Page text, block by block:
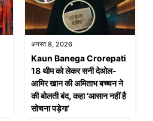
अगस्त 8, 2026
Kaun Banega Crorepati
18 थीम को लेकर सनी देओल-
आमिर खान की अमिताभ बच्चन ने
की बोलती बंद, कहा ‘आसान नहीं है
सोचना पड़ेगा’